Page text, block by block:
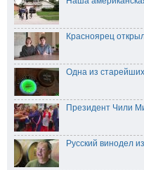
Красноярец
Одна из
Президент Чили
Русский винодел